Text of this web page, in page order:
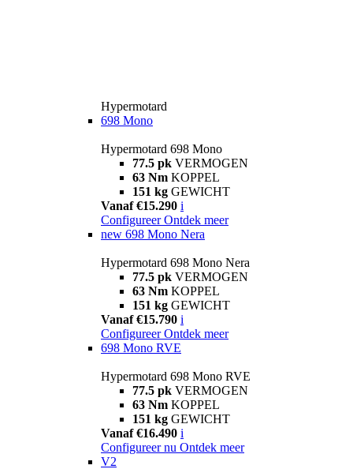
Hypermotard
698 Mono
Hypermotard 698 Mono
77.5 pk VERMOGEN
63 Nm KOPPEL
151 kg GEWICHT
Vanaf €15.290 i
Configureer Ontdek meer
new 698 Mono Nera
Hypermotard 698 Mono Nera
77.5 pk VERMOGEN
63 Nm KOPPEL
151 kg GEWICHT
Vanaf €15.790 i
Configureer Ontdek meer
698 Mono RVE
Hypermotard 698 Mono RVE
77.5 pk VERMOGEN
63 Nm KOPPEL
151 kg GEWICHT
Vanaf €16.490 i
Configureer nu Ontdek meer
V2